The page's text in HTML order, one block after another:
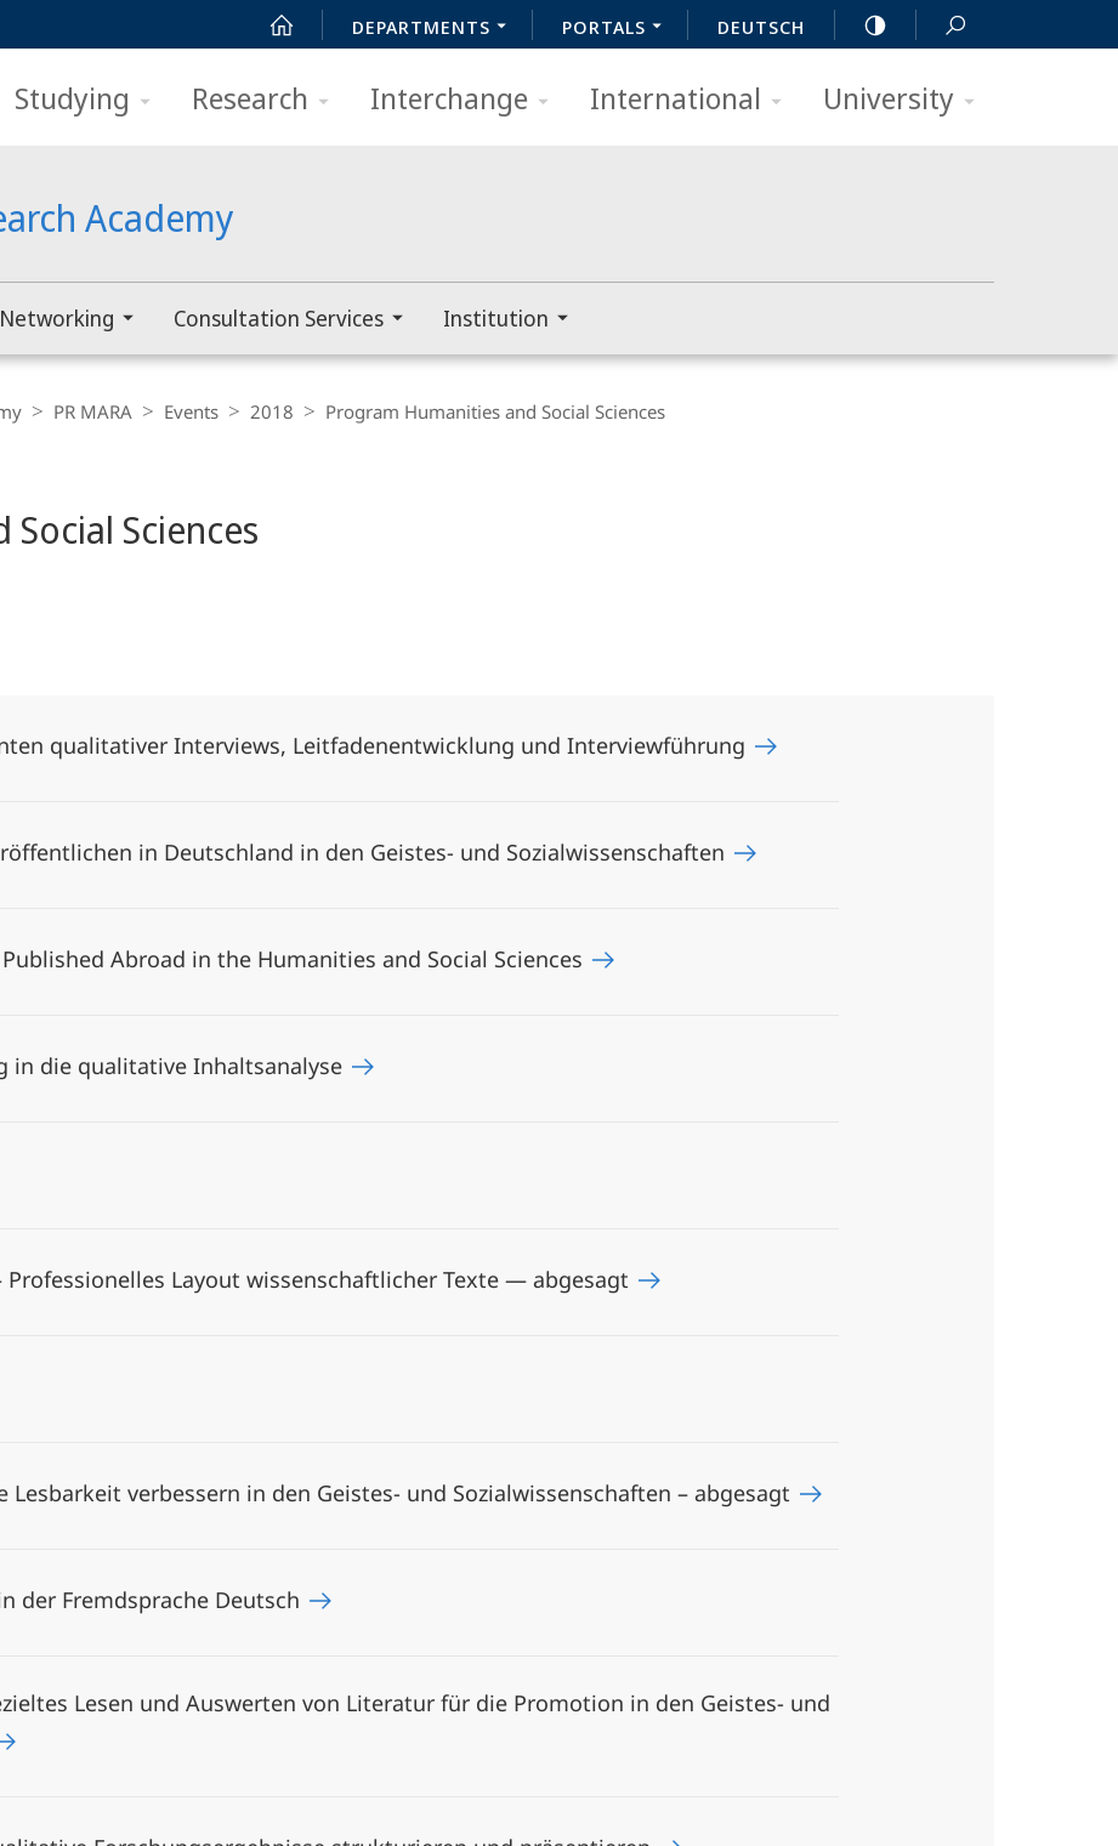
DEPARTMENTS PORTALS DEUTSCH
Studying Research Interchange International University
Academy
Networking Consultation Services Institution
PR MARA Events 2018 Program Humanities and Social Sciences
Sciences
qualitativer Interviews, Leitfadenentwicklung und Interviewführung
in Deutschland in den Geistes- und Sozialwissenschaften
Abroad in the Humanities and Social Sciences
in die qualitative Inhaltsanalyse
Layout wissenschaftlicher Texte — abgesagt
verbessern in den Geistes- und Sozialwissenschaften – abgesagt
der Fremdsprache Deutsch
Lesen und Auswerten von Literatur für die Promotion in den Geistes- und